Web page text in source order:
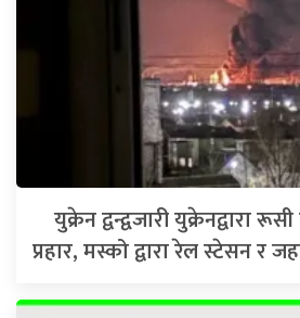
युक्रेन द्वन्द्वजारी युक्रेनद्वारा
प्रहार, मस्को द्वारा रेल स्टेसन र